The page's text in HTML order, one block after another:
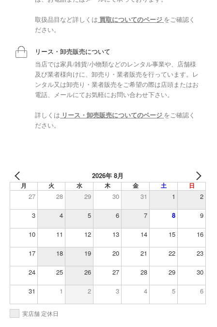
取扱品目など詳しくは 買取についてのページ をご確認く
ださい。
リース・卸売販売について
当店では家具/雑貨/小物類などのレンタル事業や、店舗様
及び業者様向けに、卸売り・業者販売を行っています。レ
ンタル又は卸売り・業者販売をご希望の際は店頭またはお
電話、メールにてお気軽にお問い合わせ下さい。
詳しくは リース・卸売販売についてのページ をご確認く
ださい。
2026年 8月
月 火 水 木 金 土 日
27 28 29 30 31 1 2
3 4 5 6 7 8 9
10 11 12 13 14 15 16
17 18 19 20 21 22 23
24 25 26 27 28 29 30
31 1 2 3 4 5 6
実店舗 定休日